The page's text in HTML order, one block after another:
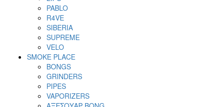
PABLO
R4VE
SIBERIA
SUPREME
VELO
SMOKE PLACE
BONGS
GRINDERS
PIPES
VAPORIZERS